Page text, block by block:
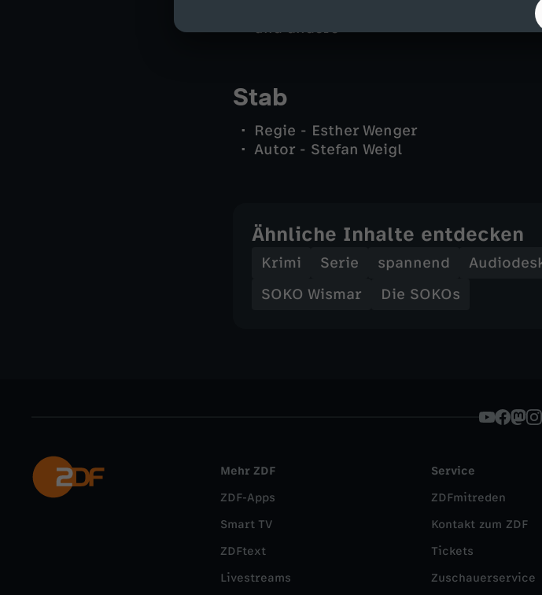
und andere -
Stab
Regie - Esther Wenger
Autor - Stefan Weigl
Ähnliche Inhalte entdecken
Krimi Serie spannend
SOKO Wismar
Die SOKOs
Mehr ZDF
ZDF-Apps
Smart TV
ZDFtext
Livestreams
Service
ZDFmitreden
Kontakt zum ZDF
Tickets
Zuschauerservice